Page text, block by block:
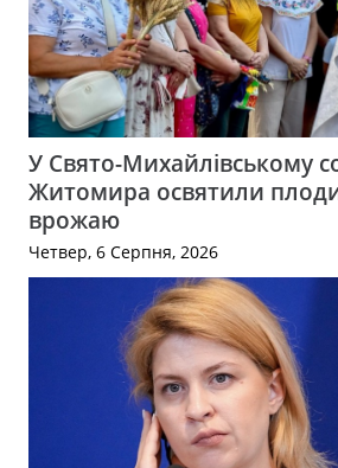
У Свято-Михайлівському
Житомира освятили
врожаю
Четвер, 6 Серпня, 2026